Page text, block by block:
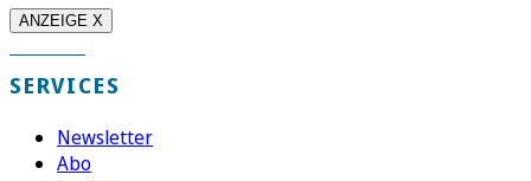
ANZEIGE X
SERVICES
Newsletter
Abo